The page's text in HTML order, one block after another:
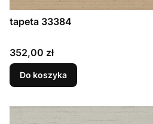
tapeta 33384
Cena
352,00 zł
Do koszyka